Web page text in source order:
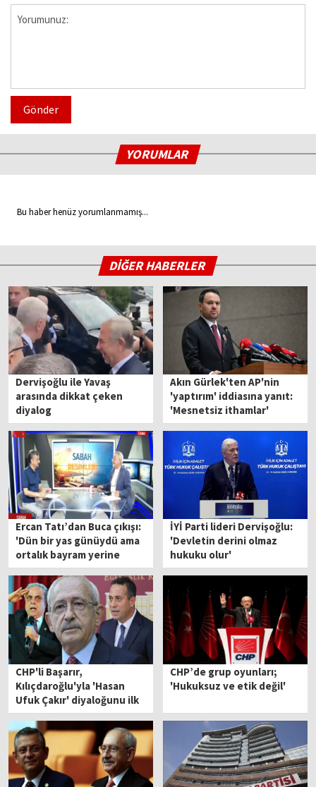
Gönder
YORUMLAR
Bu haber henüz yorumlanmamış...
DİĞER HABERLER
Dervişoğlu ile Yavaş
arasında dikkat çeken
diyalog
Akın Gürlek'ten AP'nin
'yaptırım' iddiasına yanıt:
'Mesnetsiz ithamlar'
Ercan Tatı’dan Buca çıkışı:
'Dün bir yas günüydü ama
ortalık bayram yerine
döndü'
İYİ Parti lideri Dervişoğlu:
'Devletin derini olmaz
hukuku olur'
CHP'li Başarır,
Kılıçdaroğlu'yla 'Hasan
Ufuk Çakır' diyaloğunu ilk
kez anlattı
CHP’de grup oyunları;
'Hukuksuz ve etik değil'